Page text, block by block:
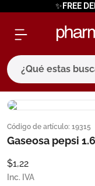
✨FREE
¿Qué estas
Código de artículo: 19315
Gaseosa pepsi
$1,22
Inc. IVA
términos
1. eucerin